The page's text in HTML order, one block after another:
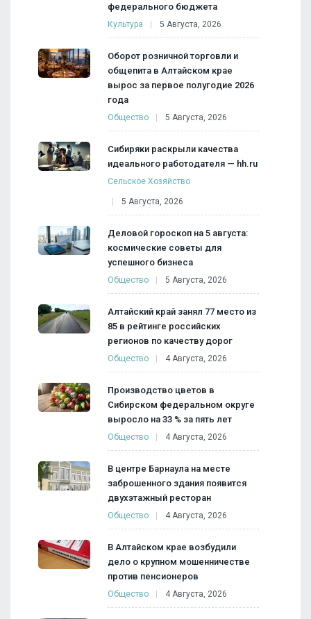
федерального бюджета
Культура 5 Августа, 2026
Оборот розничной торговли и
общепита в Алтайском крае
вырос за первое полугодие 2026
года
Общество 5 Августа, 2026
Сибиряки раскрыли качества
идеального работодателя — hh.ru
Сельское Хозяйство
5 Августа, 2026
Деловой гороскоп на 5 августа:
космические советы для
успешного бизнеса
Общество 5 Августа, 2026
Алтайский край занял 77 место из
85 в рейтинге российских
регионов по качеству дорог
Общество 4 Августа, 2026
Производство цветов в
Сибирском федеральном округе
выросло на 33 % за пять лет
Общество 4 Августа, 2026
В центре Барнаула на месте
заброшенного здания появится
двухэтажный ресторан
Общество 4 Августа, 2026
В Алтайском крае возбудили
дело о крупном мошенничестве
против пенсионеров
Общество 4 Августа, 2026